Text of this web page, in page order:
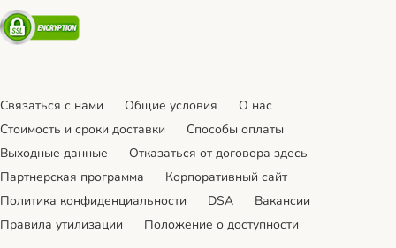
Security
Связаться с нами Общие условия
О нас
Стоимость и сроки доставки
Cпособы оплаты
Выходные данные
Отказаться от договора здесь
Партнерская программа
Корпоративный сайт
Политика конфиденциальности
DSA
Вакансии
Правила утилизации
Положение о доступности